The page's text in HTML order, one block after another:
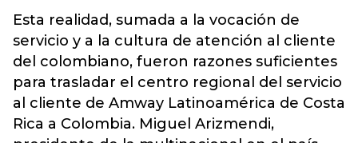
Esta realidad, sumada a la vocación de
servicio y a la cultura de atención al cliente
del colombiano, fueron razones suficientes
para trasladar el centro regional del servicio
al cliente de Amway Latinoamérica de Costa
Rica a Colombia. Miguel Arizmendi,